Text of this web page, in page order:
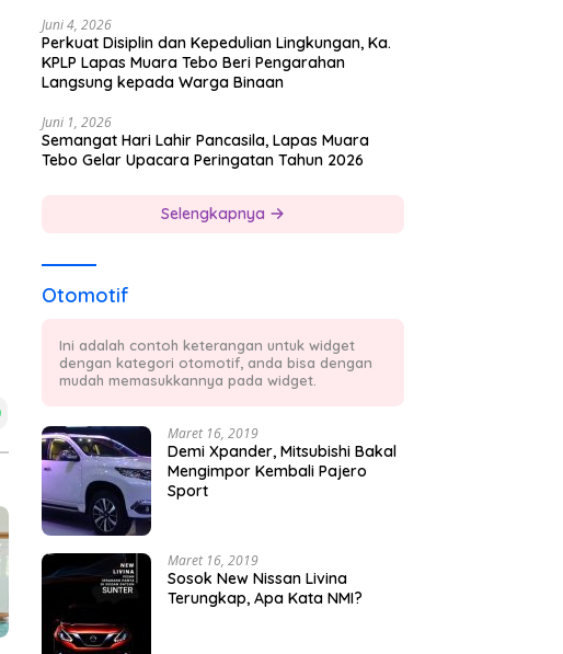
Juni 4, 2026
Perkuat Disiplin dan Kepedulian Lingkungan, Ka.
KPLP Lapas Muara Tebo Beri Pengarahan
Langsung kepada Warga Binaan
Juni 1, 2026
Semangat Hari Lahir Pancasila, Lapas Muara
Tebo Gelar Upacara Peringatan Tahun 2026
Selengkapnya
Otomotif
Ini adalah contoh keterangan untuk widget
dengan kategori otomotif, anda bisa dengan
mudah memasukkannya pada widget.
Maret 16, 2019
Demi Xpander, Mitsubishi Bakal
Mengimpor Kembali Pajero
Sport
Maret 16, 2019
Sosok New Nissan Livina
Terungkap, Apa Kata NMI?